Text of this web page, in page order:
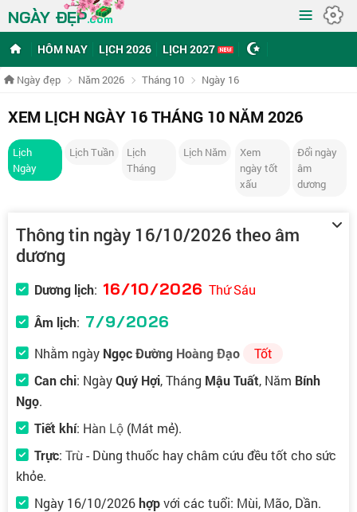
NGÀY ĐẸP.com ≡
HÔM NAY LỊCH 2026 LỊCH 2027
Ngày đẹp Năm 2026 Tháng 10 Ngày 16
XEM LỊCH NGÀY 16 THÁNG 10 NĂM 2026
Lịch
Ngày
Lịch Tuần
Lịch
Tháng
Lịch Năm
Xem
ngày tốt
xấu
Đổi ngày
âm
dương
Thông tin ngày 16/10/2026 theo âm
dương
Dương lịch: 16/10/2026 Thứ Sáu
Âm lịch: 7/9/2026
Nhằm ngày Ngọc Đường Hoàng Đạo
Tốt
Can chi: NgàyQuý Hợi, Tháng Mậu Tuất, Năm Bính
Ngọ.
Tiết khí: Hàn Lộ (Mát mẻ).
Trực: Trừ- Dùng thuốc hay châm cứu đều tốt cho sức
khỏe.
Ngày 16/10/2026hợpvới các tuổi: Mùi, Mão, Dần.